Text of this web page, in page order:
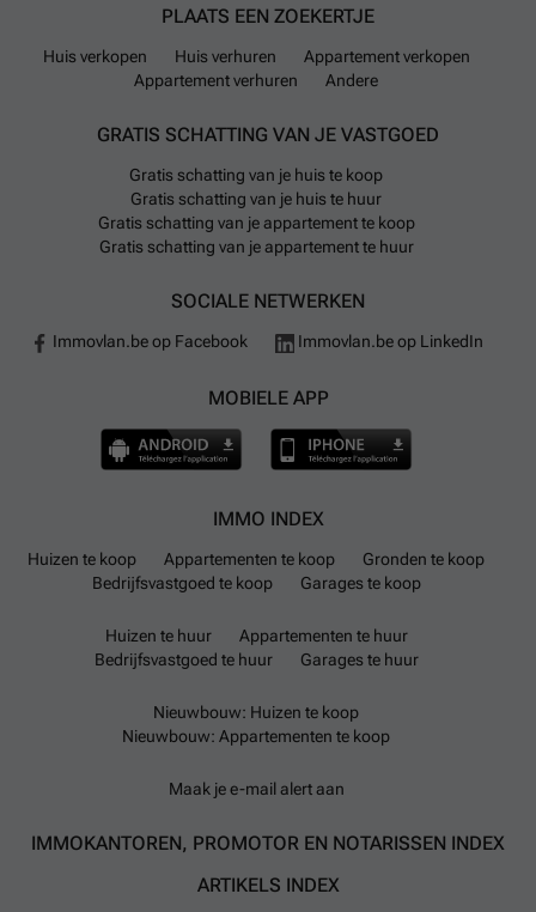
PLAATS EEN ZOEKERTJE
Huis verkopen Huis verhuren
Appartement verkopen
Appartement verhuren
Andere
GRATIS SCHATTING VAN JE VASTGOED
Gratis schatting van je huis te koop
Gratis schatting van je huis te huur
Gratis schatting van je appartement te koop
Gratis schatting van je appartement te huur
SOCIALE NETWERKEN
Immovlan.be op Facebook Immovlan.be op LinkedIn
MOBIELE APP
IMMO INDEX
Huizen te koop Appartementen te koop
Gronden te koop
Bedrijfsvastgoed te koop
Garages te koop
Huizen te huur
Appartementen te huur
Bedrijfsvastgoed te huur
Garages te huur
Nieuwbouw: Huizen te koop
Nieuwbouw: Appartementen te koop
Maak je e-mail alert aan
IMMOKANTOREN, PROMOTOR EN NOTARISSEN INDEX
ARTIKELS INDEX